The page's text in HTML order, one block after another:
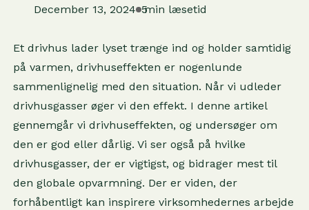
December 13, 2024 5min læsetid
Et drivhus lader lyset trænge ind og holder samtidig
på varmen, drivhuseffekten er nogenlunde
sammenlignelig med den situation. Når vi udleder
drivhusgasser øger vi den effekt. I denne artikel
gennemgår vi drivhuseffekten, og undersøger om
den er god eller dårlig. Vi ser også på hvilke
drivhusgasser, der er vigtigst, og bidrager mest til
den globale opvarmning. Der er viden, der
forhåbentligt kan inspirere virksomhedernes arbejde